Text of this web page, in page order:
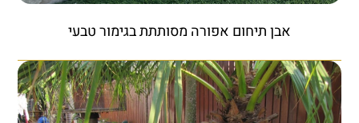
אבן תיחום אפורה מסותתת בגימור טבעי